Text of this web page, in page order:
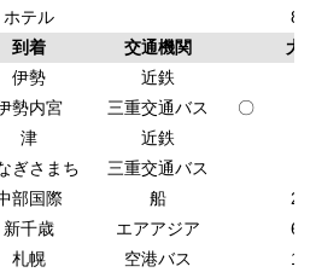
ホテル
到着 交通機関
大
伊勢 近鉄
勢内宮 三重交通バス 〇
津 近鉄
ぎさまち 三重交通バス
部国際 船
新千歳 エアアジア
札幌 空港バス